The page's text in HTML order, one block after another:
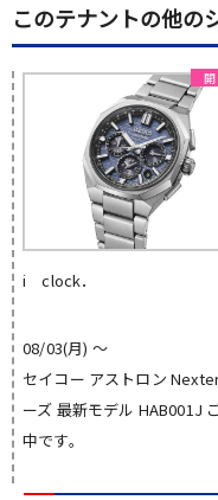
このテナントの他の
i clock．
08/03(月) 〜
セイコー アストロン
ーズ 最新モデル HAB001J
中です。